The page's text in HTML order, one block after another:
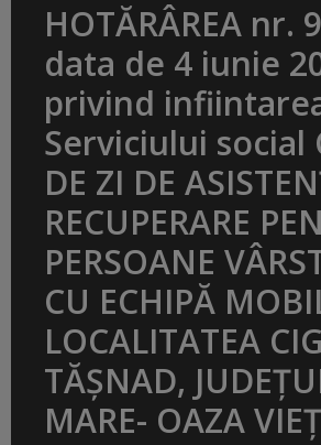
HOTĂRÂREA nr.
data de 4 iunie
privind
Serviciului social
DE ZI DE
RECUPERARE
PERSOANE
CU ECHIPĂ
LOCALITATEA
TĂȘNAD,
MARE- OAZA